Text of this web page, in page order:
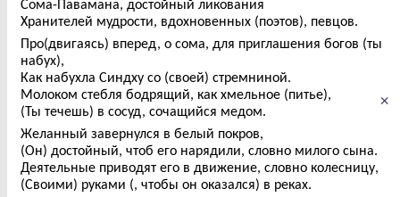
×
Сома-Павамана, достойный ликования
Хранителей мудрости, вдохновенных (поэтов), певцов.
Про(двигаясь) вперед, о сома, для приглашения богов (ты
набух),
Как набухла Синдху со (своей) стремниной.
Молоком стебля бодрящий, как хмельное (питье),
(Ты течешь) в сосуд, сочащийся медом.
Желанный завернулся в белый покров,
(Он) достойный, чтоб его нарядили, словно милого сына.
Деятельные приводят его в движение, словно колесницу,
(Своими) руками (, чтобы он оказался) в реках.